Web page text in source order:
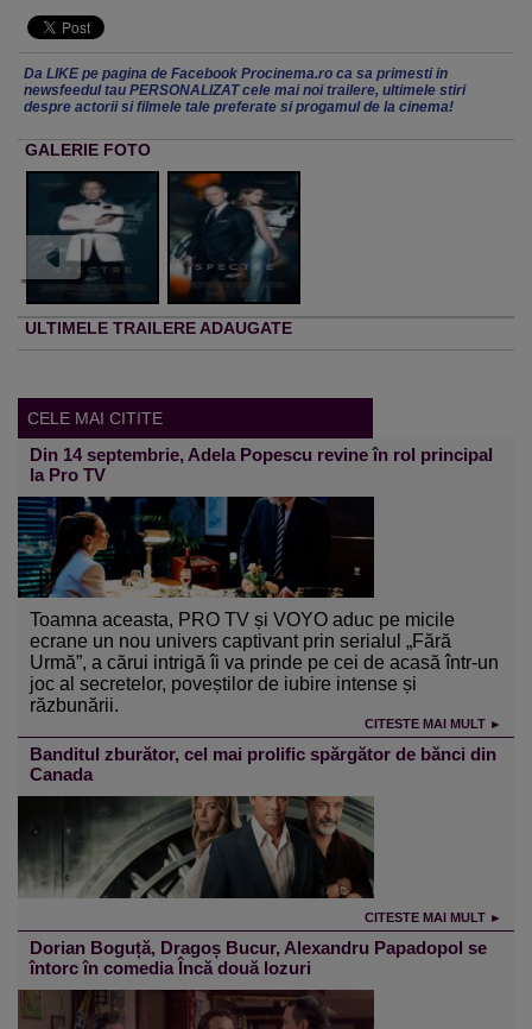
Da LIKE pe pagina de Facebook Procinema.ro ca sa primesti in
newsfeedul tau PERSONALIZAT cele mai noi trailere, ultimele stiri
despre actorii si filmele tale preferate si progamul de la cinema!
GALERIE FOTO
ULTIMELE TRAILERE ADAUGATE
CELE MAI CITITE
Din 14 septembrie, Adela Popescu revine în rol principal
la Pro TV
Toamna aceasta, PRO TV și VOYO aduc pe micile
ecrane un nou univers captivant prin serialul „Fără
Urmă”, a cărui intrigă îi va prinde pe cei de acasă într-un
joc al secretelor, poveștilor de iubire intense și
răzbunării.
CITESTE MAI MULT ►
Banditul zburător, cel mai prolific spărgător de bănci din
Canada
CITESTE MAI MULT ►
Dorian Boguță, Dragoș Bucur, Alexandru Papadopol se
întorc în comedia Încă două lozuri